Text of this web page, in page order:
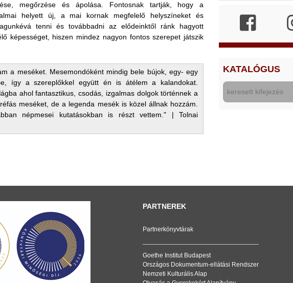
megőrzése és ápolása. Fontosnak tartják, hogy a
helyett új, a mai kornak megfelelő helyszíneket és
tenni és továbbadni az elődeinktől ránk hagyott
képességet, hiszen mindez nagyon fontos szerepet játszik
a meséket. Mesemondóként mindig bele bújok, egy- egy
így a szereplőkkel együtt én is átélem a kalandokat.
ahol fantasztikus, csodás, izgalmas dolgok történnek a
meséket, de a legenda mesék is közel állnak hozzám.
népmesei kutatásokban is részt vettem." | Tolnai
KATALÓGUS
PARTNEREK
Partnerkönyvtárak
Goethe Institut Budapest
Országos Dokumentum-ellátási Rendszer
Nemzeti Kulturális Alap